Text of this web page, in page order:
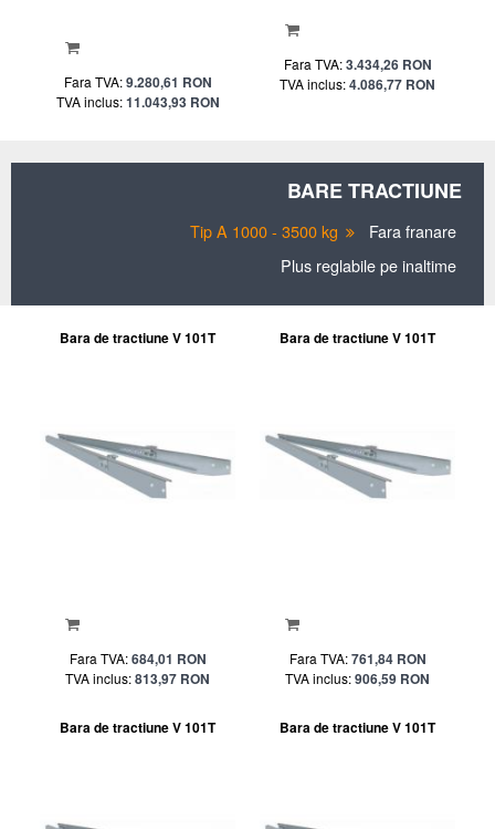
Fara TVA: 9.280,61 RON
TVA inclus: 11.043,93 RON
Fara TVA: 3.434,26 RON
TVA inclus:4.086,77 RON
BARE TRACTIUNE
Tip A 1000 - 3500 kg
Fara franare
Plus reglabile pe inaltime
Bara de tractiune V 101T
Fara TVA: 684,01 RON
TVA inclus:813,97 RON
Bara de tractiune V 101T
Bara de tractiune V 101T
Fara TVA: 761,84 RON
TVA inclus:906,59 RON
Bara de tractiune V 101T